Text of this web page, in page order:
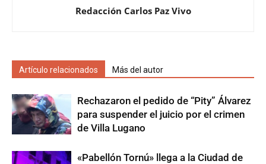
Redacción Carlos Paz Vivo
Artículo relacionados Más del autor
Rechazaron el pedido de “Pity” Álvarez
para suspender el juicio por el crimen
de Villa Lugano
«Pabellón Tornú» llega a la Ciudad de